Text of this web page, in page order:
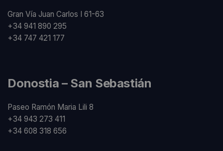
Gran Vía Juan Carlos I 61-63
+34 941 890 295
+34 747 421 177
Donostia – San Sebastián
Paseo Ramón Maria Lili 8
+34 943 273 411
+34 608 318 656